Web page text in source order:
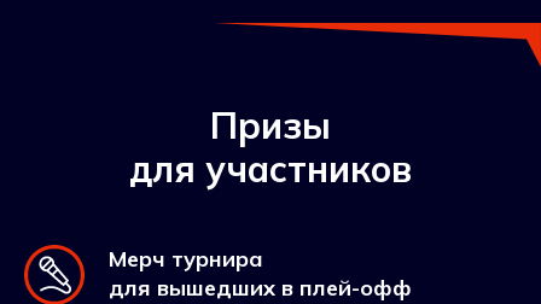
Призы
для участников
Мерч турнира
для вышедших в плей-офф